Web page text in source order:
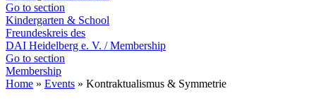
Go to section
Kindergarten & School
Freundeskreis des
DAI Heidelberg e. V. / Membership
Go to section
Membership
Home » Events » Kontraktualismus & Symmetrie